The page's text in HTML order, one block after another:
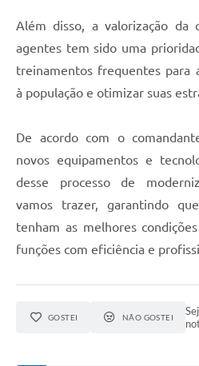
Além disso, a valorização da
agentes tem sido uma
treinamentos frequentes para
à população e otimizar suas
De acordo com o
novos equipamentos e
desse processo de
vamos trazer, garantindo
tenham as melhores
funções com eficiência e
GOSTEI NÃO GOSTEI